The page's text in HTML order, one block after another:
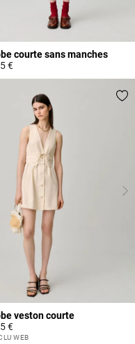
courte sans manches
€
veston courte
€
out of 5 Customer Rating
WEB